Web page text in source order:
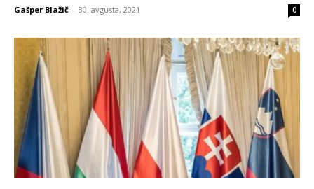
Gašper Blažič - 30. avgusta, 2021 0